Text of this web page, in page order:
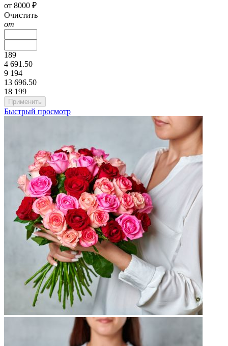
от 8000 ₽
Очистить
от
189
4 691.50
9 194
13 696.50
18 199
Быстрый просмотр